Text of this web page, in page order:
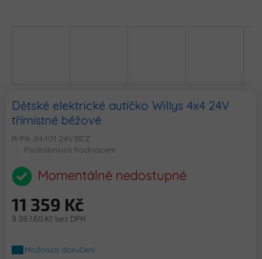
Dětské elektrické autíčko Willys 4x4 24V
třímístné béžové
R-PA.JH-101.24V.BEZ
Průměrné
produktu
je
5
Podrobnosti hodnocení
Momentálně nedostupné
11 359 Kč
9 387,60 Kč bez DPH
cena:Možnosti doručení